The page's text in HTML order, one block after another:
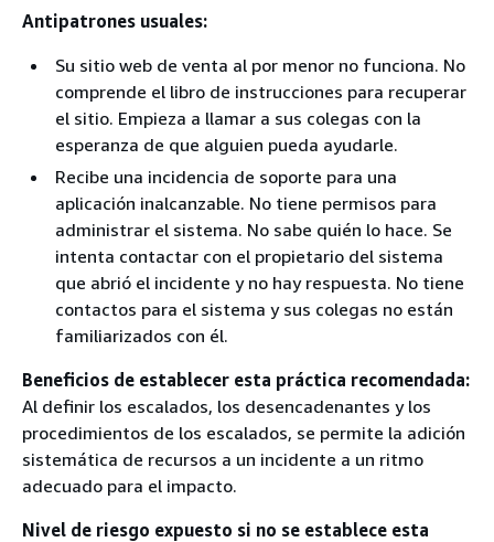
Antipatrones usuales:
Su sitio web de venta al por menor no funciona. No
comprende el libro de instrucciones para recuperar
el sitio. Empieza a llamar a sus colegas con la
esperanza de que alguien pueda ayudarle.
Recibe una incidencia de soporte para una
aplicación inalcanzable. No tiene permisos para
administrar el sistema. No sabe quién lo hace. Se
intenta contactar con el propietario del sistema
que abrió el incidente y no hay respuesta. No tiene
contactos para el sistema y sus colegas no están
familiarizados con él.
Beneficios de establecer esta práctica recomendada:
Al definir los escalados, los desencadenantes y los
procedimientos de los escalados, se permite la adición
sistemática de recursos a un incidente a un ritmo
adecuado para el impacto.
Nivel de riesgo expuesto si no se establece esta